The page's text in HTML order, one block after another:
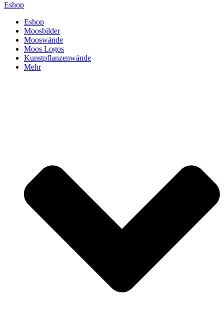
Eshop
Eshop
Moosbilder
Mooswände
Moos Logos
Kunstpflanzenwände
Mehr